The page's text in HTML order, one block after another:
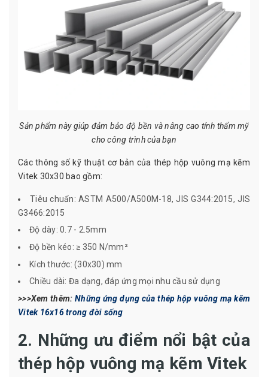
Sản phẩm này giúp đảm bảo độ bền và nâng cao tính thẩm mỹ
cho công trình của bạn
Các thông số kỹ thuật cơ bản của thép hộp vuông mạ kẽm
Vitek 30x30 bao gồm:
Tiêu chuẩn: ASTM A500/A500M-18, JIS G344:2015, JIS
G3466:2015
Độ dày: 0.7 - 2.5mm
Độ bền kéo: ≥ 350 N/mm²
Kích thước: (30x30) mm
Chiều dài: Đa dạng, đáp ứng mọi nhu cầu sử dụng
>>>Xem thêm: Những ứng dụng của thép hộp vuông mạ kẽm
Vitek 16x16 trong đời sống
2. Những ưu điểm nổi bật của
thép hộp vuông mạ kẽm Vitek